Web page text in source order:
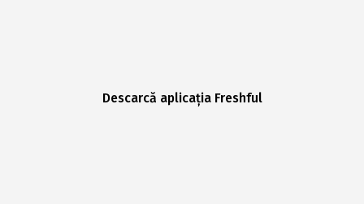
Descarcă aplicația Freshful